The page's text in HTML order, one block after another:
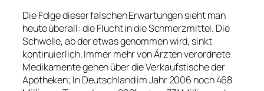
Die Folge dieser falschen Erwartungen sieht man
heute überall: die Flucht in die Schmerzmittel. Die
Schwelle, ab der etwas genommen wird, sinkt
kontinuierlich. Immer mehr von Ärzten verordnete
Medikamente gehen über die Verkaufstische der
Apotheken; In Deutschland im Jahr 2006 noch 468